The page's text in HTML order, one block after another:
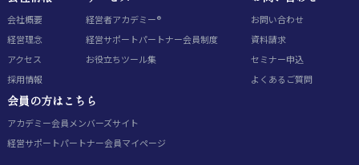
会社概要
経営理念
アクセス
採用情報
経営者アカデミー®
経営サポートパートナー会員制度
お役立ちツール集
お問い合わせ
資料請求
セミナー申込
よくあるご質問
会員の方はこちら
アカデミー会員 メンバーズサイト
経営サポートパートナー会員マイページ